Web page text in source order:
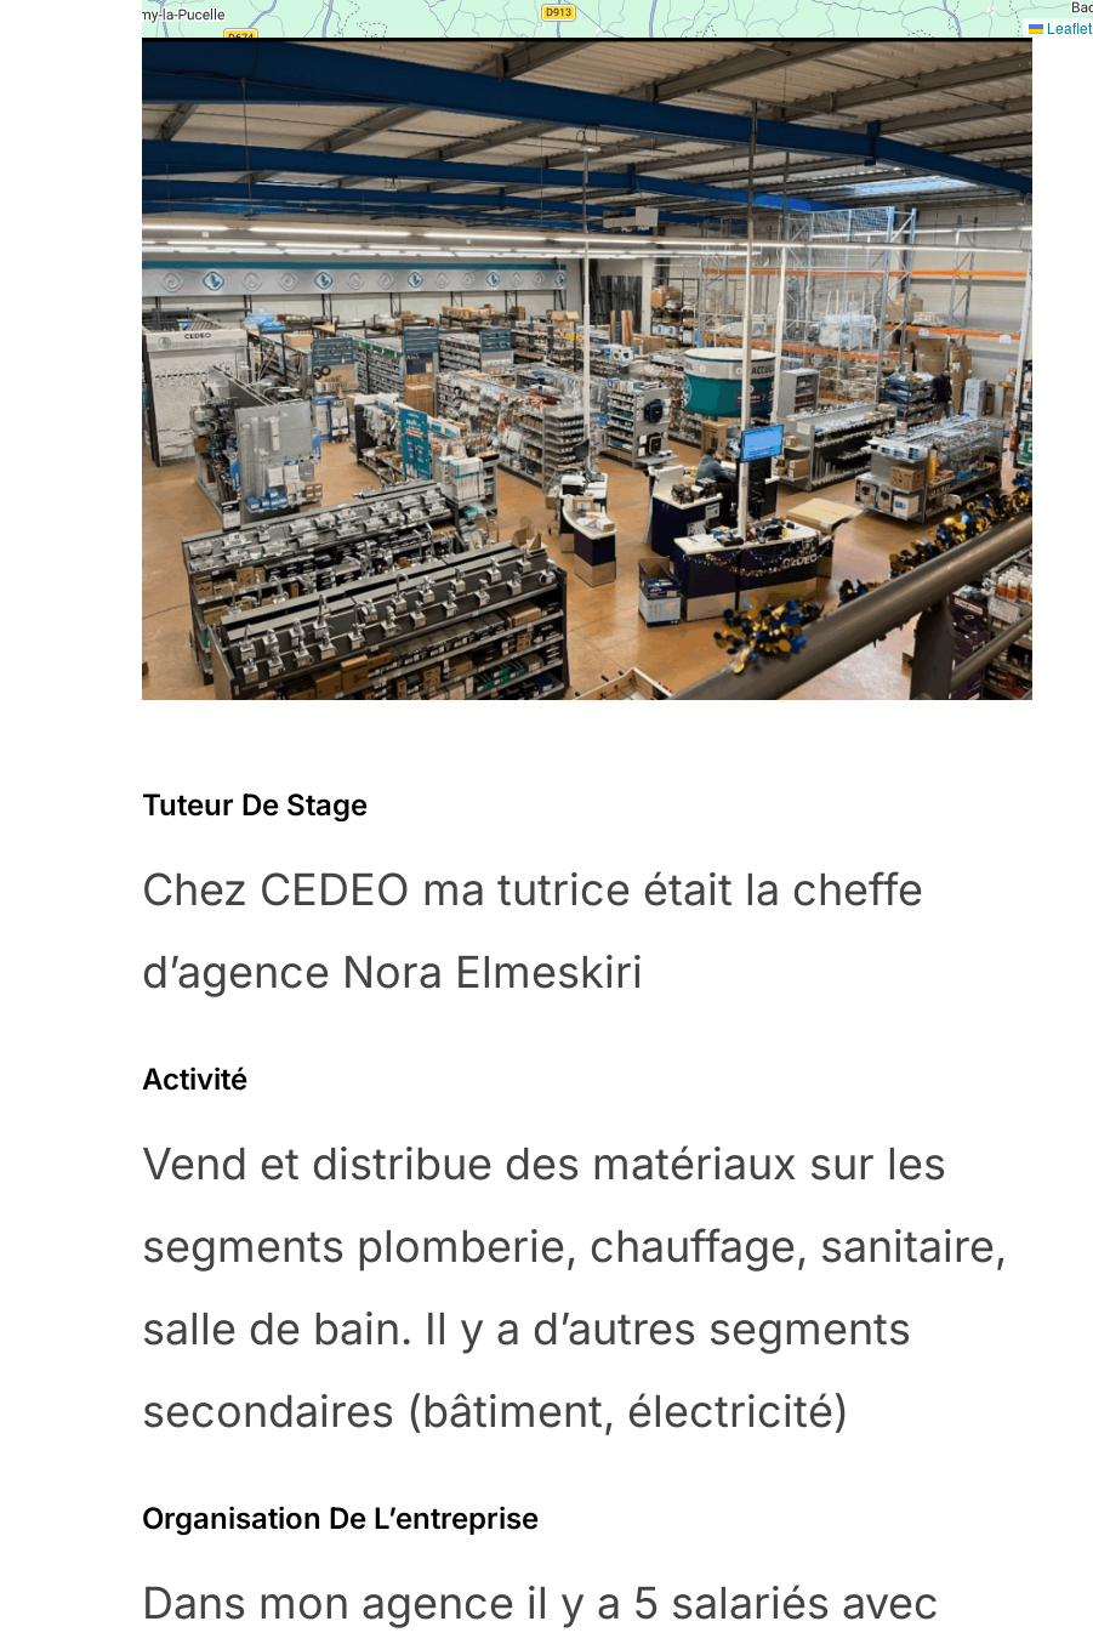
Leaflet
Tuteur De Stage
Chez CEDEO ma tutrice était la cheffe
d’agence Nora Elmeskiri
Activité
Vend et distribue des matériaux sur les
segments plomberie, chauffage, sanitaire,
salle de bain. Il y a d’autres segments
secondaires (bâtiment, électricité)
Organisation De L’entreprise
Dans mon agence il y a 5 salariés avec